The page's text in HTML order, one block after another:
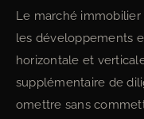
Le marché immobilier
les développements
horizontale et
supplémentaire de
omettre sans